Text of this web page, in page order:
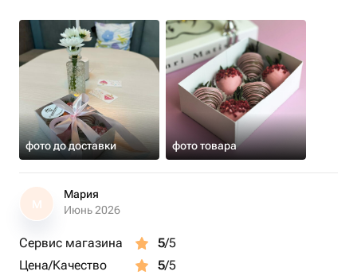
фото до доставки фото товара
М
Мария
Июнь 2026
Сервис магазина 5/5
Цена/Качество
5/5